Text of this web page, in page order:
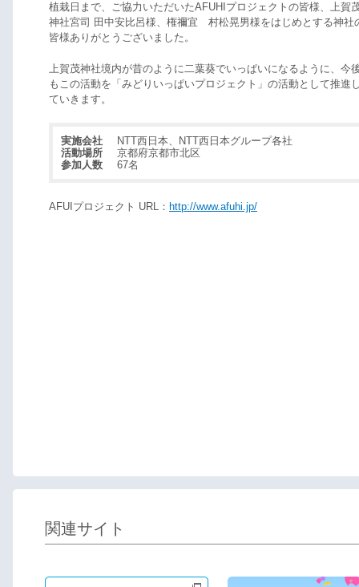
植栽日まで、ご協力いただいたAFUHIプロジェクトの皆様、上賀
神社宮司 田中安比呂様、権禰宜 村松晃男様をはじめとする神社
皆様ありがとうございました。
上賀茂神社境内が昔のように二葉葵でいっぱいになるように、今
もこの活動を「みどりいっぱいプロジェクト」の活動として推進
ていきます。
実施会社
NTT西日本、NTT西日本グループ各社
活動場所
京都府京都市北区
参加人数
67名
AFUIプロジェクト URL： http://www.afuhi.jp/
関連サイト